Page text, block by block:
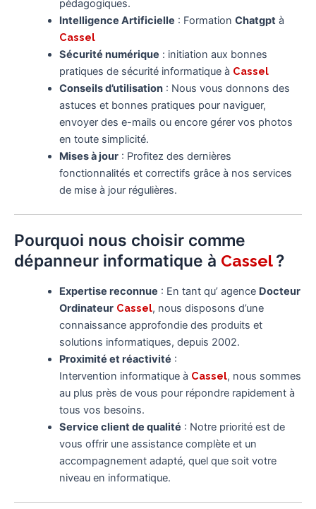
pédagogiques.
Intelligence Artificielle : Formation Chatgptà
Cassel
Sécurité numérique : initiation aux bonnes
pratiques de sécurité informatique à Cassel
Conseils d’utilisation: Nous vous donnons des
astuces et bonnes pratiques pour naviguer,
envoyer des e-mails ou encore gérer vos photos
en toute simplicité.
Mises à jour: Profitez des dernières
fonctionnalités et correctifs grâce à nos services
de mise à jour régulières.
Pourquoi nous choisir comme
dépanneur informatique à Cassel?
Expertise reconnue : En tant qu’ agence Docteur
Ordinateur Cassel, nous disposons d’une
connaissance approfondie des produits et
solutions informatiques, depuis 2002.
Proximité et réactivité :
Intervention informatique à Cassel, nous sommes
au plus près de vous pour répondre rapidement à
tous vos besoins.
Service client de qualité : Notre priorité est de
vous offrir une assistance complète et un
accompagnement adapté, quel que soit votre
niveau en informatique.